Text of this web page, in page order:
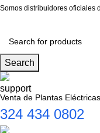
Somos distribuidores oficiales
Search
Venta de Plantas Eléctricas
324 434 0802